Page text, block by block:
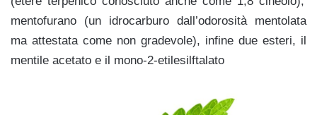
mentofurano (un idrocarburo dall’odorosità mentolata
ma attestata come non gradevole), infine due esteri, il
mentile acetato e il mono-2-etilesilftalato